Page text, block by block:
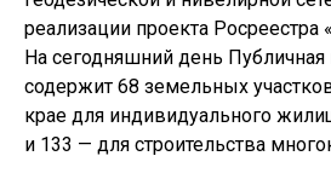
реализации проекта Росреестра
На сегодняшний день Публичная
содержит 68 земельных
крае для индивидуального
и 133 — для строительства